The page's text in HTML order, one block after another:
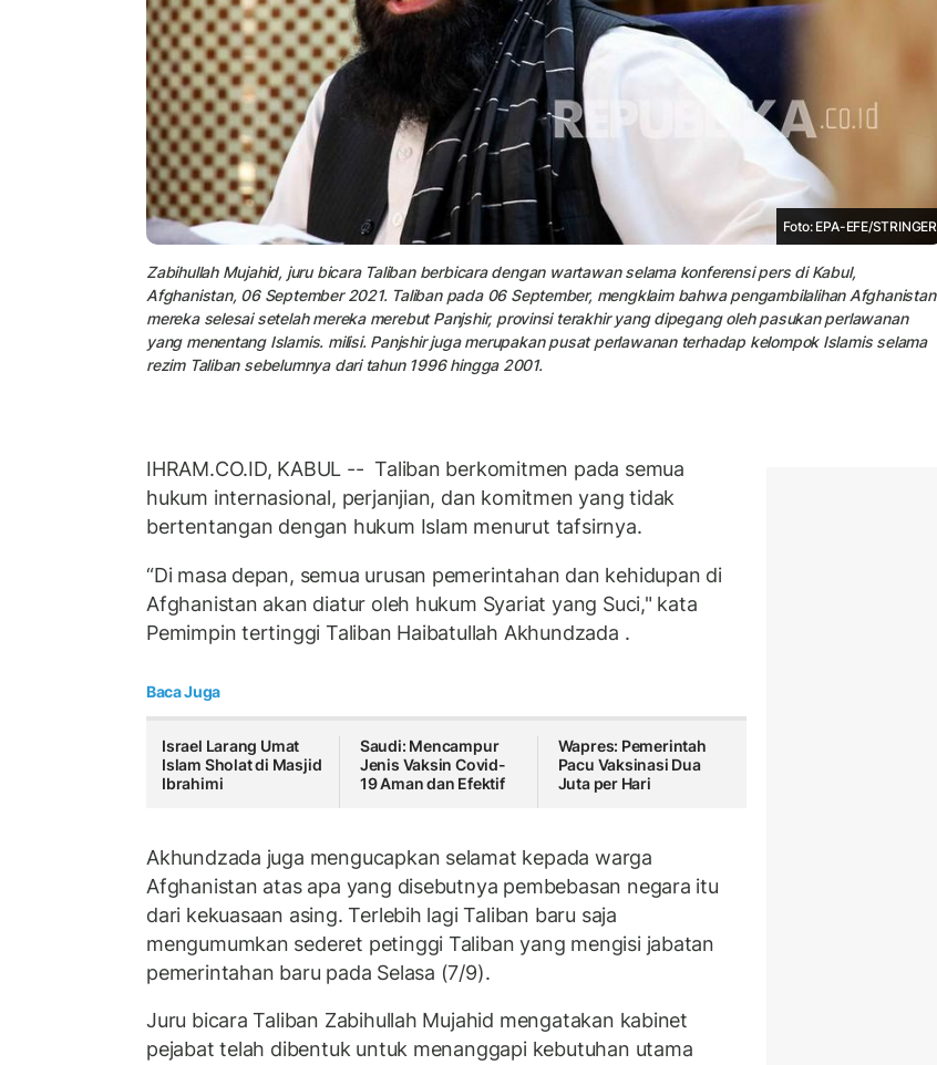
Foto: EPA-EFE/STRINGER
Zabihullah Mujahid, juru bicara Taliban berbicara dengan wartawan selama konferensi pers di Kabul,
Afghanistan, 06 September 2021. Taliban pada 06 September, mengklaim bahwa pengambilalihan Afghanistan
mereka selesai setelah mereka merebut Panjshir, provinsi terakhir yang dipegang oleh pasukan perlawanan
yang menentang Islamis. milisi. Panjshir juga merupakan pusat perlawanan terhadap kelompok Islamis selama
rezim Taliban sebelumnya dari tahun 1996 hingga 2001.
IHRAM.CO.ID, KABUL -- Taliban berkomitmen pada semua
hukum internasional, perjanjian, dan komitmen yang tidak
bertentangan dengan hukum Islam menurut tafsirnya.
“Di masa depan, semua urusan pemerintahan dan kehidupan di
Afghanistan akan diatur oleh hukum Syariat yang Suci," kata
Pemimpin tertinggi Taliban Haibatullah Akhundzada .
Baca Juga
Israel Larang Umat
Islam Sholat di Masjid
Ibrahimi
Saudi: Mencampur
Jenis Vaksin Covid-
19 Aman dan Efektif
Wapres: Pemerintah
Pacu Vaksinasi Dua
Juta per Hari
Akhundzada juga mengucapkan selamat kepada warga
Afghanistan atas apa yang disebutnya pembebasan negara itu
dari kekuasaan asing. Terlebih lagi Taliban baru saja
mengumumkan sederet petinggi Taliban yang mengisi jabatan
pemerintahan baru pada Selasa (7/9).
Juru bicara Taliban Zabihullah Mujahid mengatakan kabinet
pejabat telah dibentuk untuk menanggapi kebutuhan utama